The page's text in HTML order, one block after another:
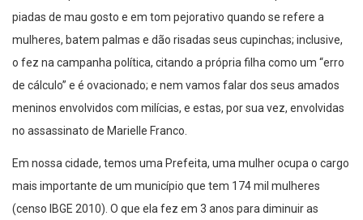
piadas de mau gosto e em tom pejorativo quando se refere a
mulheres, batem palmas e dão risadas seus cupinchas; inclusive,
o fez na campanha política, citando a própria filha como um “erro
de cálculo” e é ovacionado; e nem vamos falar dos seus amados
meninos envolvidos com milícias, e estas, por sua vez, envolvidas
no assassinato de Marielle Franco.
Em nossa cidade, temos uma Prefeita, uma mulher ocupa o cargo
mais importante de um município que tem 174 mil mulheres
(censo IBGE 2010). O que ela fez em 3 anos para diminuir as